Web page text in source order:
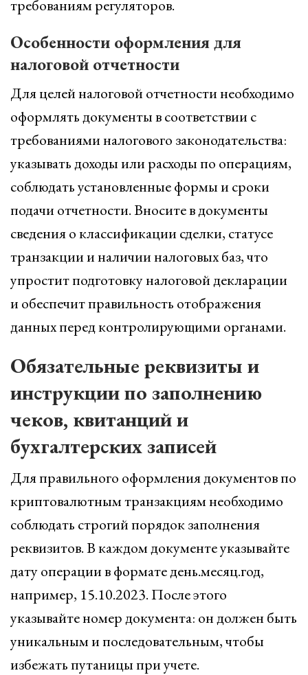
требованиям регуляторов.
Особенности оформления для
налоговой отчетности
Для целей налоговой отчетности необходимо
оформлять документы в соответствии с
требованиями налогового законодательства:
указывать доходы или расходы по операциям,
соблюдать установленные формы и сроки
подачи отчетности. Вносите в документы
сведения о классификации сделки, статусе
транзакции и наличии налоговых баз, что
упростит подготовку налоговой декларации
и обеспечит правильность отображения
данных перед контролирующими органами.
Обязательные реквизиты и
инструкции по заполнению
чеков, квитанций и
бухгалтерских записей
Для правильного оформления документов по
криптовалютным транзакциям необходимо
соблюдать строгий порядок заполнения
реквизитов. В каждом документе указывайте
дату операции в формате день.месяц.год,
например, 15.10.2023. После этого
указывайте номер документа: он должен быть
уникальным и последовательным, чтобы
избежать путаницы при учете.